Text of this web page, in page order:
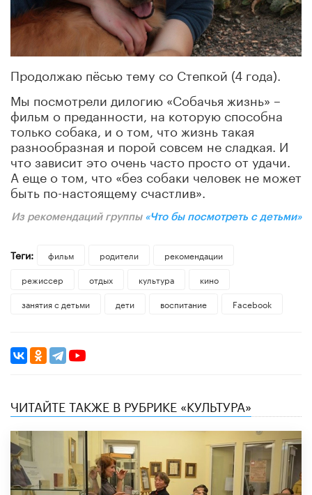
Продолжаю пёсью тему со Степкой (4 года).
Мы посмотрели дилогию «Собачья жизнь» –
фильм о преданности, на которую способна
только собака, и о том, что жизнь такая
разнообразная и порой совсем не сладкая. И
что зависит это очень часто просто от удачи.
А еще о том, что «без собаки человек не может
быть по-настоящему счастлив».
Из рекомендаций группы «Что бы посмотреть с детьми»
Теги: фильм родители
рекомендации
режиссер
отдых культура
кино
занятия с детьми
дети воспитание Facebook
ЧИТАЙТЕ ТАКЖЕ В РУБРИКЕ «КУЛЬТУРА»